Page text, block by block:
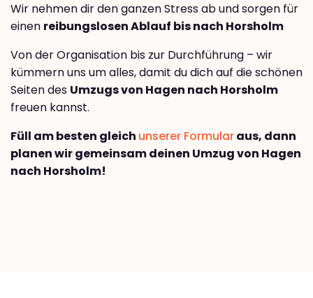
Wir nehmen dir den ganzen Stress ab und sorgen für
einen reibungslosen Ablauf bis nach Horsholm
Von der Organisation bis zur Durchführung – wir
kümmern uns um alles, damit du dich auf die schönen
Seiten des Umzugs von Hagen nach Horsholm
freuen kannst.
Füll am besten gleich unserer Formularaus, dann
planen wir gemeinsam deinen Umzug von Hagen
nach Horsholm!